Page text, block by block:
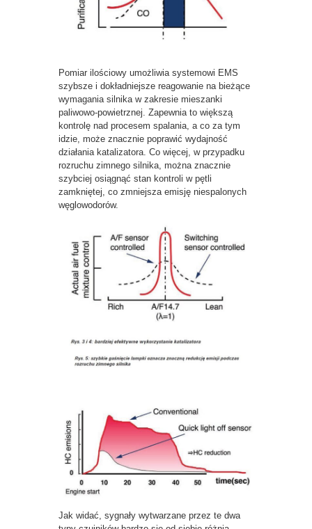
Pomiar ilościowy umożliwia systemowi EMS
szybsze i dokładniejsze reagowanie na bieżące
wymagania silnika w zakresie mieszanki
paliwowo-powietrznej. Zapewnia to większą
kontrolę nad procesem spalania, a co za tym
idzie, może znacznie poprawić wydajność
działania katalizatora. Co więcej, w przypadku
rozruchu zimnego silnika, można znacznie
szybciej osiągnąć stan kontroli w pętli
zamkniętej, co zmniejsza emisję niespalonych
węglowodorów.
Jak widać, sygnały wytwarzane przez te dwa